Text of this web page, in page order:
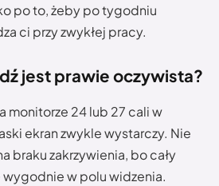
po to, żeby po tygodniu
ci przy zwykłej pracy.
jest prawie oczywista?
monitorze 24 lub 27 cali w
ekran zwykle wystarczy. Nie
braku zakrzywienia, bo cały
wygodnie w polu widzenia.